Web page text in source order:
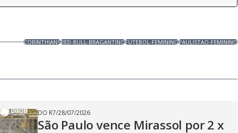
CORINTHIANSRED-BULL-BRAGANTINOFUTEBOL-FEMININOPAULISTAO-FEMININO
DO R7/28/07/2026
São Paulo vence Mirassol por 2 x